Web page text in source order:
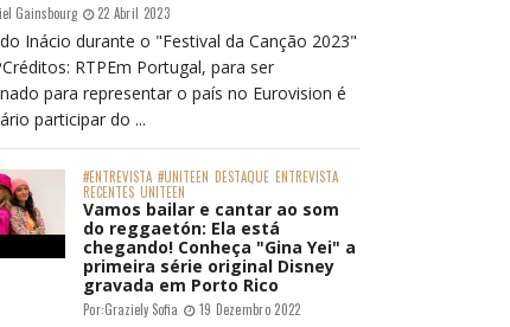
Gainsbourg 22 Abril 2023
Inácio durante o "Festival da Canção 2023"
RTPEm Portugal, para ser
para representar o país no Eurovision é
participar do ...
#ENTREVISTA #UNITEEN DESTAQUE ENTREVISTA
RECENTES UNITEEN
Vamos bailar e cantar ao som
do reggaetón: Ela está
chegando! Conheça "Gina Yei" a
primeira série original Disney
gravada em Porto Rico
Por:Graziely Sofia 19 Dezembro 2022